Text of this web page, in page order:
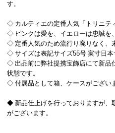
す。
◇ カルティエの定番人気「トリニテ
◇ ピンクは愛を、イエローは忠誠を
◇ 定番人気のため流行り廃りなく、
◇ サイズは表記サイズ55号 実寸日本
◇ 出品前に弊社提携宝飾店にて新品
状態です。
◇ 付属品として箱、ケースがござい
◆ 新品仕上げを行っておりますが、
がございます。